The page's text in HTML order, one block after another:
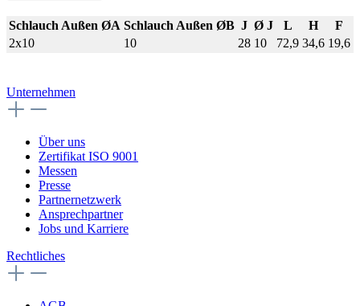
Schlauch Außen ØA Schlauch Außen ØB J Ø J L H
F
2x10
10 28 10 72,9 34,6 19,6
Unternehmen
Über uns
Zertifikat ISO 9001
Messen
Presse
Partnernetzwerk
Ansprechpartner
Jobs und Karriere
Rechtliches